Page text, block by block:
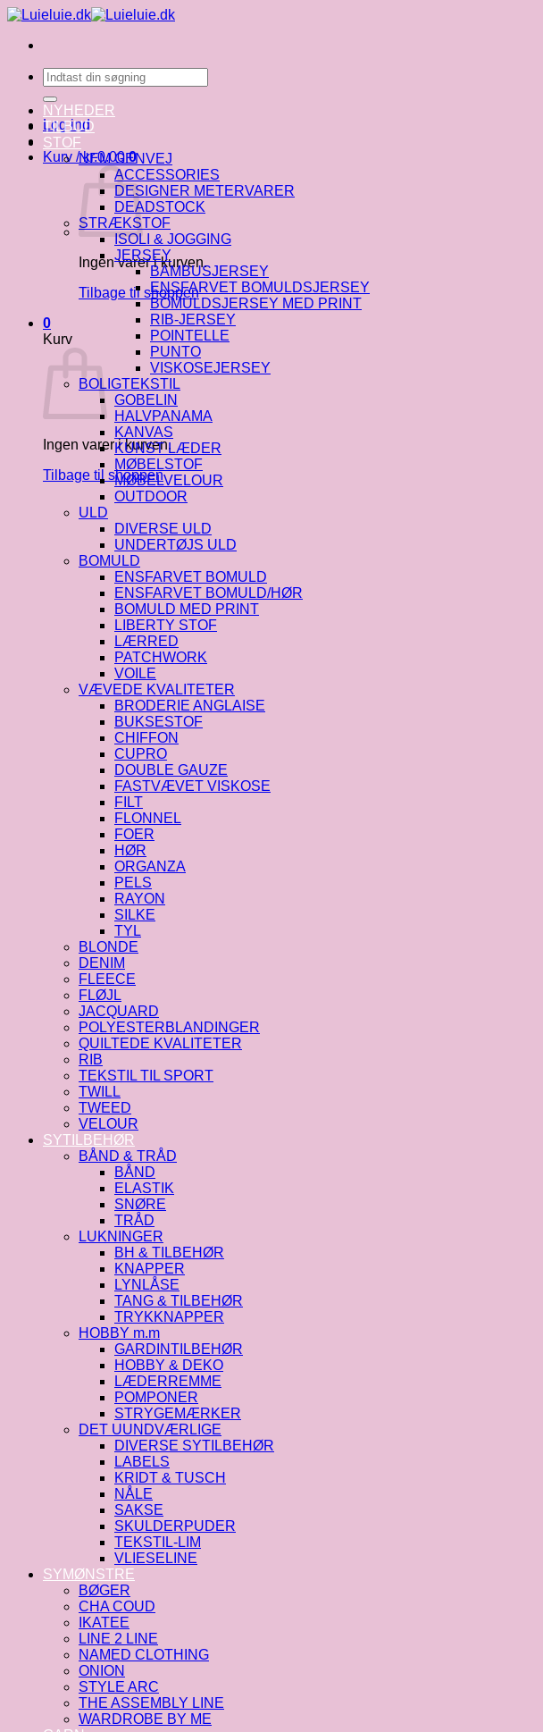
Fortsæt
indhold
Søg
efter:
Log ind
Kurv /kr.0.00 0
Ingen varer i kurven.
Tilbage til shoppen
0
Kurv
Ingen varer i kurven.
Tilbage til shoppen
NYHEDER
TILBUD
STOF
NEM GENVEJ
ACCESSORIES
DESIGNER METERVARER
DEADSTOCK
STRÆKSTOF
ISOLI & JOGGING
JERSEY
BAMBUSJERSEY
ENSFARVET BOMULDSJERSEY
BOMULDSJERSEY MED PRINT
RIB-JERSEY
POINTELLE
PUNTO
VISKOSEJERSEY
BOLIGTEKSTIL
GOBELIN
HALVPANAMA
KANVAS
KUNST LÆDER
MØBELSTOF
MØBELVELOUR
OUTDOOR
ULD
DIVERSE ULD
UNDERTØJS ULD
BOMULD
ENSFARVET BOMULD
ENSFARVET BOMULD/HØR
BOMULD MED PRINT
LIBERTY STOF
LÆRRED
PATCHWORK
VOILE
VÆVEDE KVALITETER
BRODERIE ANGLAISE
BUKSESTOF
CHIFFON
CUPRO
DOUBLE GAUZE
FASTVÆVET VISKOSE
FILT
FLONNEL
FOER
HØR
ORGANZA
PELS
RAYON
SILKE
TYL
BLONDE
DENIM
FLEECE
FLØJL
JACQUARD
POLYESTERBLANDINGER
QUILTEDE KVALITETER
RIB
TEKSTIL TIL SPORT
TWILL
TWEED
VELOUR
SYTILBEHØR
BÅND & TRÅD
BÅND
ELASTIK
SNØRE
TRÅD
LUKNINGER
BH & TILBEHØR
KNAPPER
LYNLÅSE
TANG & TILBEHØR
TRYKKNAPPER
HOBBY m.m
GARDINTILBEHØR
HOBBY & DEKO
LÆDERREMME
POMPONER
STRYGEMÆRKER
DET UUNDVÆRLIGE
DIVERSE SYTILBEHØR
LABELS
KRIDT & TUSCH
NÅLE
SAKSE
SKULDERPUDER
TEKSTIL-LIM
VLIESELINE
SYMØNSTRE
BØGER
CHA COUD
IKATEE
LINE 2 LINE
NAMED CLOTHING
ONION
STYLE ARC
THE ASSEMBLY LINE
WARDROBE BY ME